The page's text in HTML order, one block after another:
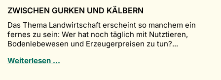
ZWISCHEN GURKEN UND KÄLBERN
Das Thema Landwirtschaft erscheint so manchem ein
fernes zu sein: Wer hat noch täglich mit Nutztieren,
Bodenlebewesen und Erzeugerpreisen zu tun?...
Weiterlesen …